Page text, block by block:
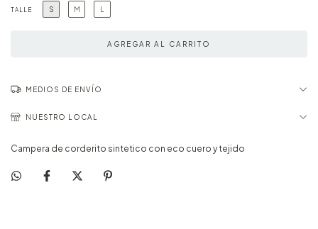
TALLE S M L
MEDIOS DE ENVÍO
NUESTRO LOCAL
Campera de corderito sintetico con eco cuero y tejido